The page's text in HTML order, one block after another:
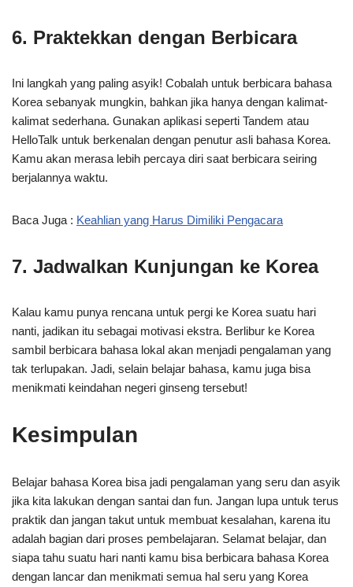
6. Praktekkan dengan Berbicara
Ini langkah yang paling asyik! Cobalah untuk berbicara bahasa
Korea sebanyak mungkin, bahkan jika hanya dengan kalimat-
kalimat sederhana. Gunakan aplikasi seperti Tandem atau
HelloTalk untuk berkenalan dengan penutur asli bahasa Korea.
Kamu akan merasa lebih percaya diri saat berbicara seiring
berjalannya waktu.
Baca Juga : Keahlian yang Harus Dimiliki Pengacara
7. Jadwalkan Kunjungan ke Korea
Kalau kamu punya rencana untuk pergi ke Korea suatu hari
nanti, jadikan itu sebagai motivasi ekstra. Berlibur ke Korea
sambil berbicara bahasa lokal akan menjadi pengalaman yang
tak terlupakan. Jadi, selain belajar bahasa, kamu juga bisa
menikmati keindahan negeri ginseng tersebut!
Kesimpulan
Belajar bahasa Korea bisa jadi pengalaman yang seru dan asyik
jika kita lakukan dengan santai dan fun. Jangan lupa untuk terus
praktik dan jangan takut untuk membuat kesalahan, karena itu
adalah bagian dari proses pembelajaran. Selamat belajar, dan
siapa tahu suatu hari nanti kamu bisa berbicara bahasa Korea
dengan lancar dan menikmati semua hal seru yang Korea